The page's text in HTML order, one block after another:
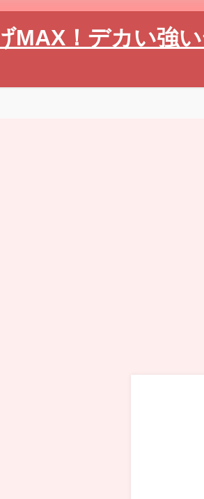
MAX！デカい強